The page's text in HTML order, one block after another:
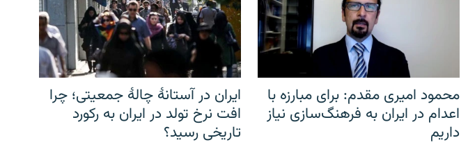
محمود امیری مقدم: برای مبارزه با
اعدام در ایران به فرهنگ‌سازی نیاز
داریم
ایران در آستانهٔ چالهٔ جمعیتی؛ چرا
افت نرخ تولد در ایران به رکورد
تاریخی رسید؟